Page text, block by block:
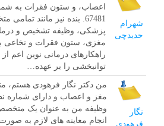
شهرام
حدیدچی
اعصاب، و ستون فقرات به
67481. بنده نیز مانند
پزشکی، وظیفه تشخیص و
مغزی، ستون فقرات و نخاعی با
راهکارهای درمانی نوین اعم
توانبخشی را بر عهده…
نگار
فرهودی
من دکتر نگار فرهودی هستم،
وظیفه من به عنوان یک
انجام معاینه های لازم به